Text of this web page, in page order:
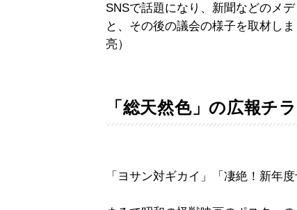
SNSで話題になり、新聞などのメ
と、その後の議会の様子を取材し
亮）
「総天然色」の広報チ
「ヨサン対ギカイ」「凄絶！新年